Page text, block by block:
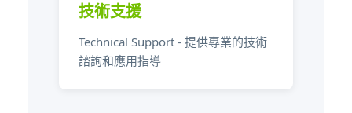
技術支援
Technical Support - 提供專業的技術
諮詢和應用指導